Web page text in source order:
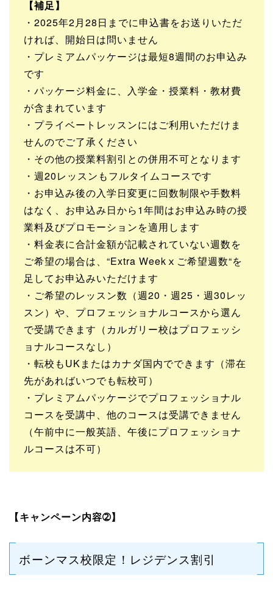
【補足】
・2025年2月28日までに申込書をお送りいただ
ければ、開始日は問いません
・プレミアムパッケージは最短8週間のお申込み
です
・パッケージ料金に、入学金・授業料・教材費
が含まれています
・プライベートレッスンにはご利用いただけま
せんのでご了承ください
・その他の授業料割引との併用不可となります
・週20レッスンもフルタイムコースです
・お申込み後の入学日変更に回数制限や手数料
はなく、お申込み日から1年間はお申込み時の授
業料及びプロモーションを適用します
・料金表に合計金額が記載されていない週数を
ご希望の場合は、“Extra Weekｘご希望週数“を
足してお申込みいただけます
・ご希望のレッスン数（週20・週25・週30レッ
スン）や、プロフェッショナルコースから選ん
で受講できます（カルガリー校はプロフェッシ
ョナルコースなし）
・転校もUKまたはカナダ国内でできます（滞在
先があればいつでも転校可）
・プレミアムパッケージでプロフェッショナル
コースを受講中、他のコースは受講できません
（午前中に一般英語、午後にプロフェッショナ
ルコースは不可）
【キャンペーン内容➁】
ボーンマス校限定！レジデンス割引